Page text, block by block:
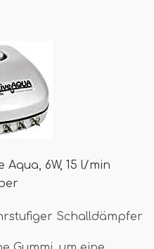
Aqua, 6W, 15 l/min
Schalldämpfer